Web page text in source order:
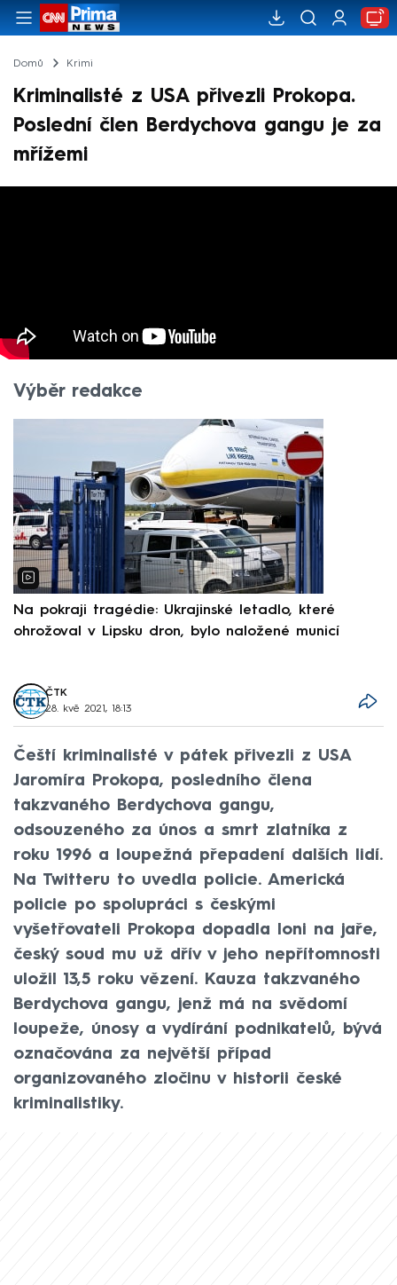
Domů Krimi
Kriminalisté z USA přivezli Prokopa.
Poslední člen Berdychova gangu je za
mřížemi
Výběr redakce
Na pokraji tragédie: Ukrajinské letadlo, které
ohrožoval v Lipsku dron, bylo naložené municí
ČTK
28. kvě 2021, 18:13
Čeští kriminalisté v pátek přivezli z USA
Jaromíra Prokopa, posledního člena
takzvaného Berdychova gangu,
odsouzeného za únos a smrt zlatníka z
roku 1996 a loupežná přepadení dalších lidí.
Na Twitteru to uvedla policie. Americká
policie po spolupráci s českými
vyšetřovateli Prokopa dopadla loni na jaře,
český soud mu už dřív v jeho nepřítomnosti
uložil 13,5 roku vězení. Kauza takzvaného
Berdychova gangu, jenž má na svědomí
loupeže, únosy a vydírání podnikatelů, bývá
označována za největší případ
organizovaného zločinu v historii české
kriminalistiky.